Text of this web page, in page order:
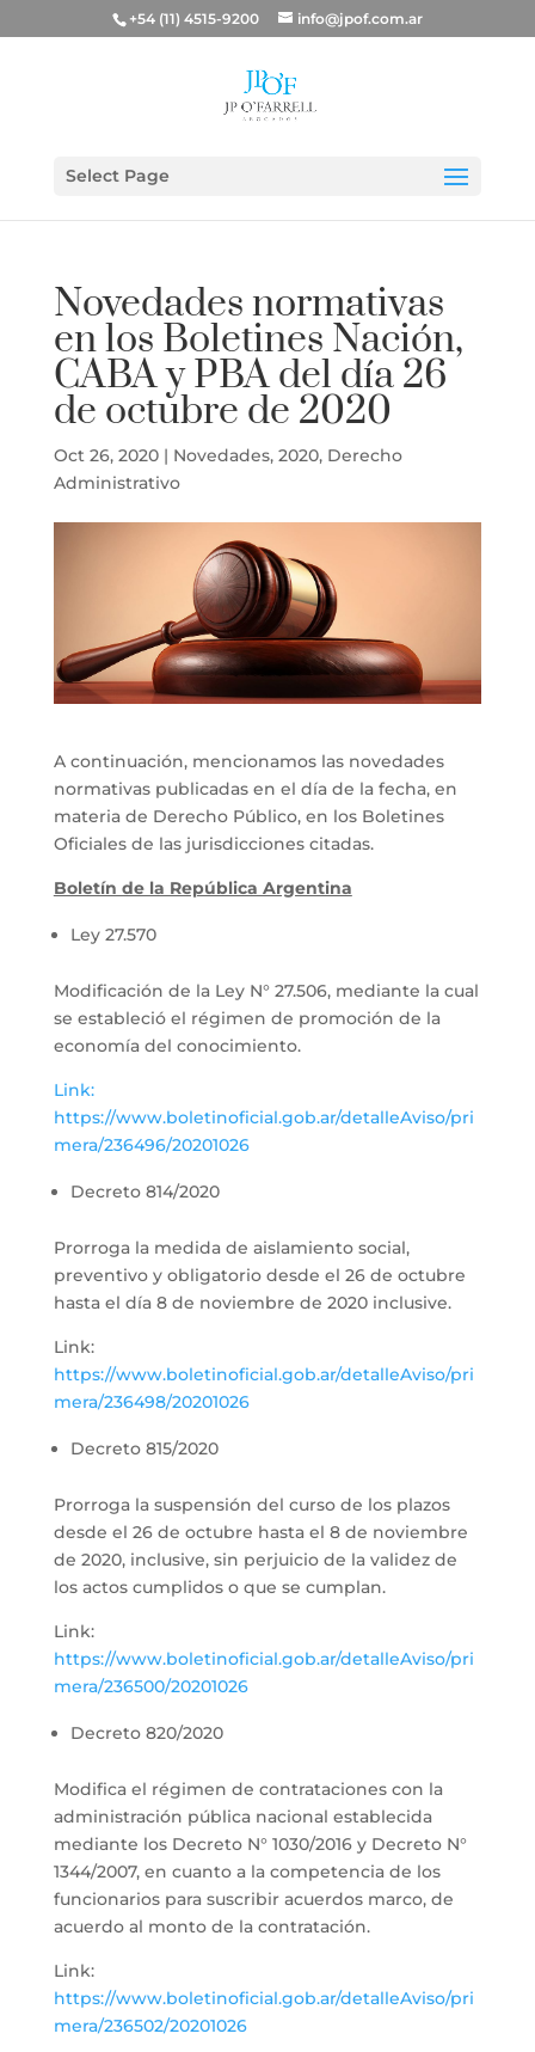
+54 (11) 4515-9200 info@jpof.com.ar
Select Page
Novedades normativas
en los Boletines Nación,
CABA y PBA del día 26
de octubre de 2020
Oct 26, 2020| Novedades, 2020, Derecho
Administrativo
A continuación, mencionamos las novedades
normativas publicadas en el día de la fecha, en
materia de Derecho Público, en los Boletines
Oficiales de las jurisdicciones citadas.
Boletín de la República Argentina
Ley 27.570
Modificación de la Ley N° 27.506, mediante la cual
se estableció el régimen de promoción de la
economía del conocimiento.
Link:
https://www.boletinoficial.gob.ar/detalleAviso/pri
mera/236496/20201026
Decreto 814/2020
Prorroga la medida de aislamiento social,
preventivo y obligatorio desde el 26 de octubre
hasta el día 8 de noviembre de 2020 inclusive.
Link:
https://www.boletinoficial.gob.ar/detalleAviso/pri
mera/236498/20201026
Decreto 815/2020
Prorroga la suspensión del curso de los plazos
desde el 26 de octubre hasta el 8 de noviembre
de 2020, inclusive, sin perjuicio de la validez de
los actos cumplidos o que se cumplan.
Link:
https://www.boletinoficial.gob.ar/detalleAviso/pri
mera/236500/20201026
Decreto 820/2020
Modifica el régimen de contrataciones con la
administración pública nacional establecida
mediante los Decreto N° 1030/2016 y Decreto N°
1344/2007, en cuanto a la competencia de los
funcionarios para suscribir acuerdos marco, de
acuerdo al monto de la contratación.
Link:
https://www.boletinoficial.gob.ar/detalleAviso/pri
mera/236502/20201026